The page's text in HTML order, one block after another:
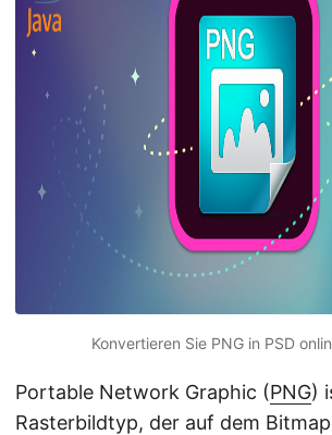
Konvertieren Sie PNG in PSD
Portable Network Graphic (PNG)
Rasterbildtyp, der auf dem